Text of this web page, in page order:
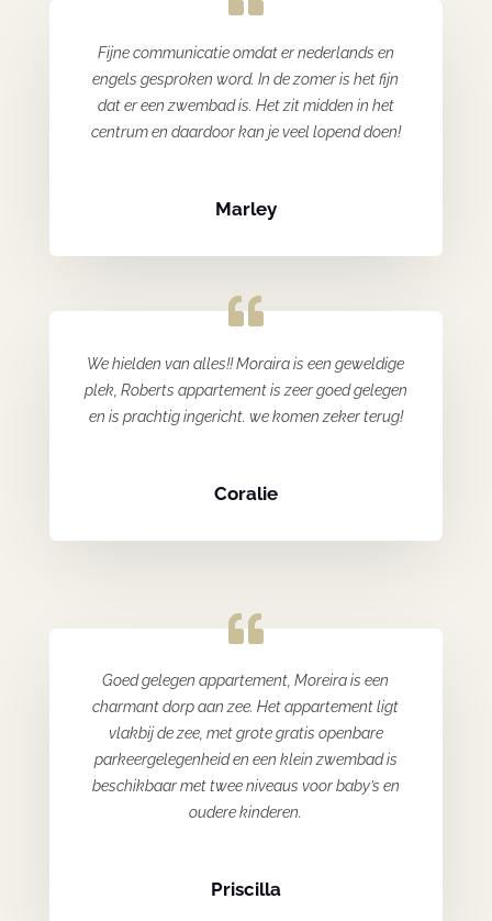
Fijne communicatie omdat er nederlands en
engels gesproken word. In de zomer is het fijn
dat er een zwembad is. Het zit midden in het
centrum en daardoor kan je veel lopend doen!
Marley
We hielden van alles!! Moraira is een geweldige
plek, Roberts appartement is zeer goed gelegen
en is prachtig ingericht. we komen zeker terug!
Coralie
Goed gelegen appartement, Moreira is een
charmant dorp aan zee. Het appartement ligt
vlakbij de zee, met grote gratis openbare
parkeergelegenheid en een klein zwembad is
beschikbaar met twee niveaus voor baby’s en
oudere kinderen.
Priscilla